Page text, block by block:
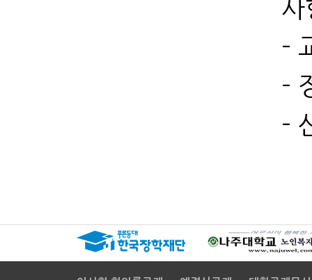
사
-
-
-